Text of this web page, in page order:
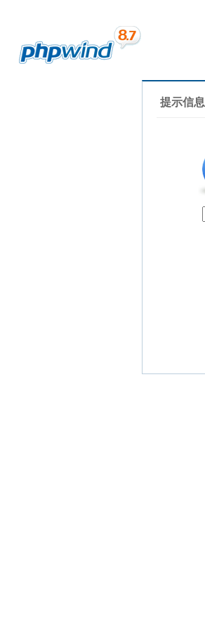
提示信息